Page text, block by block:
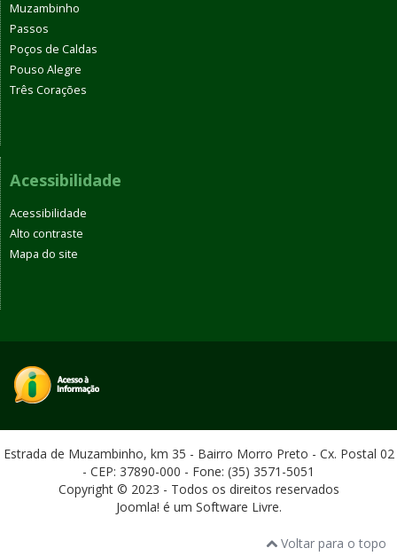
Muzambinho
Passos
Poços de Caldas
Pouso Alegre
Três Corações
Acessibilidade
Acessibilidade
Alto contraste
Mapa do site
Estrada de Muzambinho, km 35 - Bairro Morro Preto - Cx. Postal 02
- CEP: 37890-000 - Fone: (35) 3571-5051
Copyright © 2023 - Todos os direitos reservados
Joomla! é um Software Livre.
Voltar para o topo